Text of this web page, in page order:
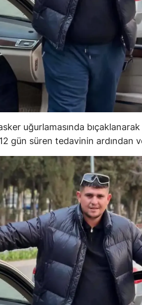
uğurlamasında
gün süren tedavinin ardından